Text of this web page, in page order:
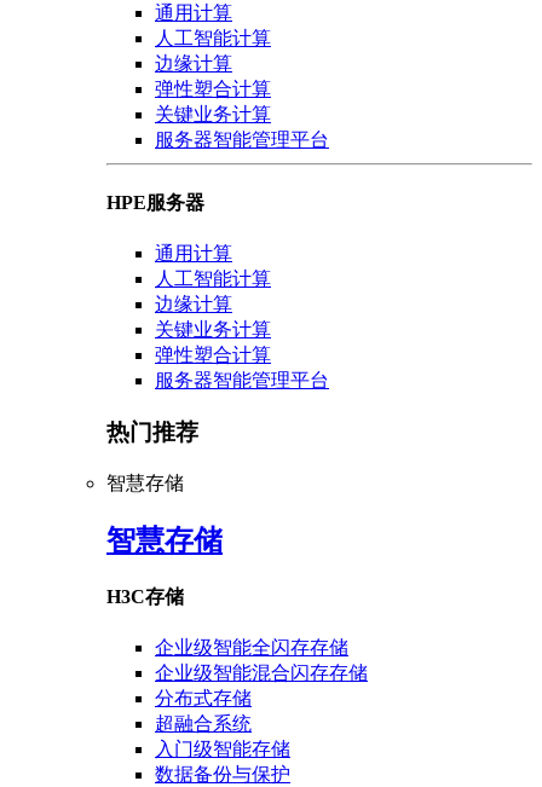
通用计算
人工智能计算
边缘计算
弹性塑合计算
关键业务计算
服务器智能管理平台
HPE服务器
通用计算
人工智能计算
边缘计算
关键业务计算
弹性塑合计算
服务器智能管理平台
热门推荐
智慧存储
智慧存储
H3C存储
企业级智能全闪存存储
企业级智能混合闪存存储
分布式存储
超融合系统
入门级智能存储
数据备份与保护